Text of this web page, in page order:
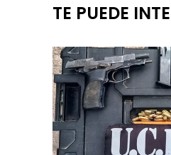
TE PUEDE